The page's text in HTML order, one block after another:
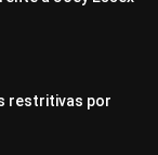
restritivas por